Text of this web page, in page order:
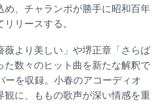
め、チャランポが勝手に昭和百年
リースする。
薇より美しい」や堺正章「さらば
た数々のヒット曲を新たな解釈で
ーを収録。小春のアコーディオ
観に、ももの歌声が深い情感を重